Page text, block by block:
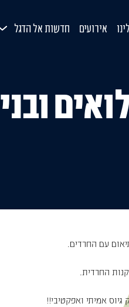
אירועים חדשות אל הדגל
עדכונים מהשטח
ובני
עם החרדים.
החרדית.
אמיתי ואפקטיבי!!